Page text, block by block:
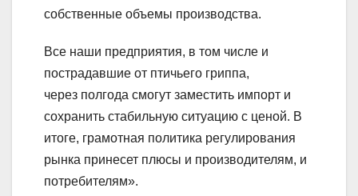
собственные объемы производства.
Все наши предприятия, в том числе и
пострадавшие от птичьего гриппа,
через полгода смогут заместить импорт и
сохранить стабильную ситуацию с ценой. В
итоге, грамотная политика регулирования
рынка принесет плюсы и производителям, и
потребителям».